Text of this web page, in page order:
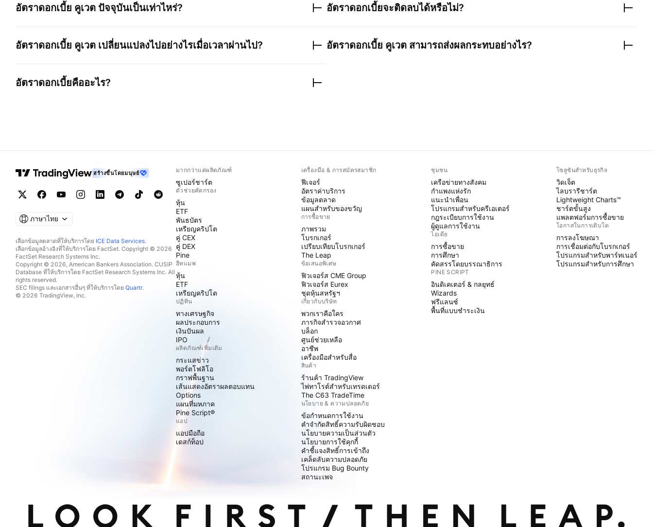
อัตราดอกเบี้ย คูเวต ปัจจุบันเป็นเท่าไหร่?
อัตราดอกเบี้ย คูเวต เปลี่ยนแปลงไปอย่างไรเมื่อเวลาผ่านไป?
อัตราดอกเบี้ยคืออะไร?
อัตราดอกเบี้ยจะติดลบได้หรือไม่?
อัตราดอกเบี้ย คูเวต สามารถส่งผลกระทบอย่างไร?
สร้างขึ้นโดยมนุษย์
ภาษาไทย
เลือกข้อมูลตลาดที่ให้บริการโดย ICE Data Services.
เลือกข้อมูลอ้างอิงที่ให้บริการโดย FactSet. Copyright © 2026
FactSet Research Systems Inc.
Copyright © 2026, American Bankers Association. CUSIP
Database ที่ให้บริการโดย FactSet Research Systems Inc. All
rights reserved.
SEC filings และเอกสารอื่นๆ ที่ให้บริการโดย Quartr.
© 2026 TradingView, Inc.
มากกว่าแค่ผลิตภัณฑ์
ซูเปอร์ชาร์ต
ตัวช่วยคัดกรอง
หุ้น
ETF
พันธบัตร
เหรียญคริปโต
คู่ CEX
คู่ DEX
Pine
ฮีทแมพ
หุ้น
ETF
เหรียญคริปโต
ปฏิทิน
ทางเศรษฐกิจ
ผลประกอบการ
เงินปันผล
IPO
ผลิตภัณฑ์เพิ่มเติม
กระแสข่าว
พอร์ตโฟลิโอ
กราฟพื้นฐาน
เส้นแสดงอัตราผลตอบแทน
Options
แผนที่มหภาค
Pine Script®
แอป
แอปมือถือ
เดสก์ท็อป
เครื่องมือ & การสมัครสมาชิก
ฟีเจอร์
อัตราค่าบริการ
ข้อมูลตลาด
แผนสำหรับของขวัญ
การซื้อขาย
ภาพรวม
โบรกเกอร์
เปรียบเทียบโบรกเกอร์
The Leap
ข้อเสนอพิเศษ
ฟิวเจอร์ส CME Group
ฟิวเจอร์ส Eurex
ชุดหุ้นสหรัฐฯ
เกี่ยวกับบริษัท
พวกเราคือใคร
ภารกิจสำรวจอวกาศ
บล็อก
ศูนย์ช่วยเหลือ
อาชีพ
เครื่องมือสำหรับสื่อ
สินค้า
ร้านค้า TradingView
ไพ่ทาโรต์สำหรับเทรดเดอร์
The C63 TradeTime
นโยบาย & ความปลอดภัย
ข้อกำหนดการใช้งาน
คำจำกัดสิทธิ์ความรับผิดชอบ
นโยบายความเป็นส่วนตัว
นโยบายการใช้คุกกี้
คำชี้แจงสิทธิ์การเข้าถึง
เคล็ดลับความปลอดภัย
โปรแกรม Bug Bounty
สถานะเพจ
ชุมชน
เครือข่ายทางสังคม
กำแพงแห่งรัก
แนะนำเพื่อน
โปรแกรมสำหรับครีเอเตอร์
กฎระเบียบการใช้งาน
ผู้ดูแลการใช้งาน
ไอเดีย
การซื้อขาย
การศึกษา
คัดสรรโดยบรรณาธิการ
PINE SCRIPT
อินดิเคเตอร์ & กลยุทธ์
Wizards
ฟรีแลนซ์
พื้นที่แบบชำระเงิน
โซลูชันสำหรับธุรกิจ
วิดเจ็ต
ไลบรารีชาร์ต
Lightweight Charts™
ชาร์ตขั้นสูง
แพลตฟอร์มการซื้อขาย
โอกาสในการเติบโต
การลงโฆษณา
การเชื่อมต่อกับโบรกเกอร์
โปรแกรมสำหรับพาร์ทเนอร์
โปรแกรมสำหรับการศึกษา